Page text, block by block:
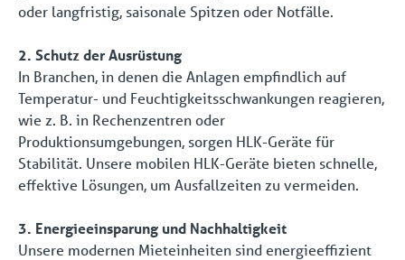
oder langfristig, saisonale Spitzen oder Notfälle.
2. Schutz der Ausrüstung
In Branchen, in denen die Anlagen empfindlich auf
Temperatur- und Feuchtigkeitsschwankungen reagieren,
wie z. B. in Rechenzentren oder
Produktionsumgebungen, sorgen HLK-Geräte für
Stabilität. Unsere mobilen HLK-Geräte bieten schnelle,
effektive Lösungen, um Ausfallzeiten zu vermeiden.
3. Energieeinsparung und Nachhaltigkeit
Unsere modernen Mieteinheiten sind energieeffizient